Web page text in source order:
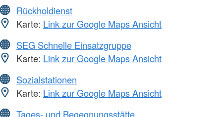
Rückholdienst
Karte: Link zur Google Maps Ansicht
SEG Schnelle Einsatzgruppe
Karte: Link zur Google Maps Ansicht
Sozialstationen
Karte: Link zur Google Maps Ansicht
Tages- und Begegnungsstätte